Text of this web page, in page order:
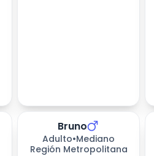
Bruno
Adulto•Mediano
Región Metropolitana